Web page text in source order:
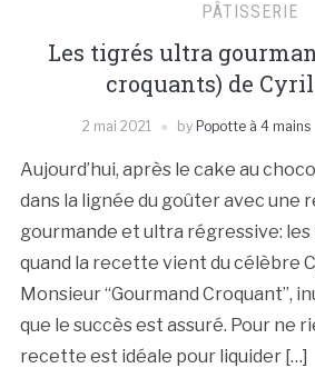
PÂTISSERIE
Les tigrés ultra
croquants) de
2 mai 2021 by Popotte à 4 mains
Aujourd’hui, après le cake au
dans la lignée du goûter avec une
gourmande et ultra régressive: les
quand la recette vient du célèbre
Monsieur “Gourmand Croquant”,
que le succès est assuré. Pour ne
recette est idéale pour liquider […]